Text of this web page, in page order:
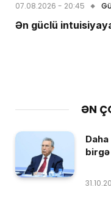
07.08.2026 - 20:45
Ən güclü
ƏN